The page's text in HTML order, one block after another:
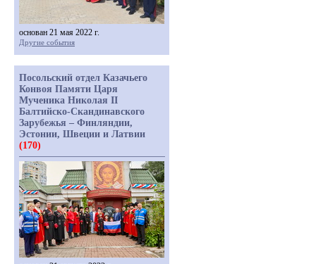
основан 21 мая 2022 г.
Другие события
Посольский отдел Казачьего
Конвоя Памяти Царя
Мученика Николая II
Балтийско-Скандинавского
Зарубежья – Финляндии,
Эстонии, Швеции и Латвии
(170)